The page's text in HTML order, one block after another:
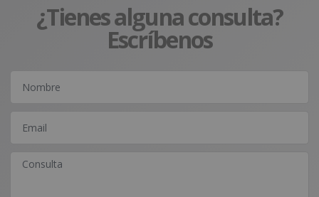
¿Tienes alguna consulta?
Escríbenos